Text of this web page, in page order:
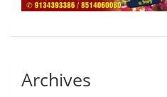
Archives